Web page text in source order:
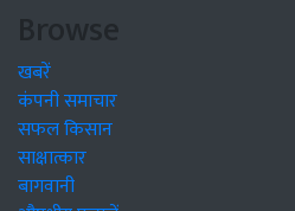
Browse
खबरें
कंपनी समाचार
सफल किसान
साक्षात्कार
बागवानी